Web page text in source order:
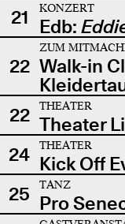
21
KONZERT
Edb:
22
ZUM
Walk-in
22
THEATER
Theater
24
THEATER
Kick Off
25
TANZ
Pro